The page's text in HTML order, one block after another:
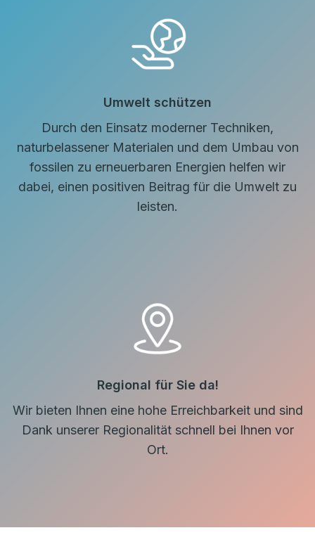
Umwelt schützen
Durch den Einsatz moderner Techniken,
naturbelassener Materialen und dem Umbau von
fossilen zu erneuerbaren Energien helfen wir
dabei, einen positiven Beitrag für die Umwelt zu
leisten.
Regional für Sie da!
Wir bieten Ihnen eine hohe Erreichbarkeit und sind
Dank unserer Regionalität schnell bei Ihnen vor
Ort.